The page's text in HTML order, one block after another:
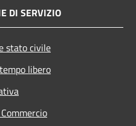
DI SERVIZIO
stato civile
libero